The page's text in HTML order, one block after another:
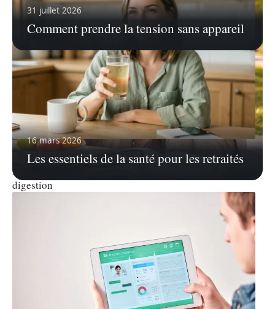
31 juillet 2026
Comment prendre la tension sans appareil
16 mars 2026
Les essentiels de la santé pour les retraités
4 août 2026
Bonjour boisson avis détaillé : effets réels, goût,
digestion